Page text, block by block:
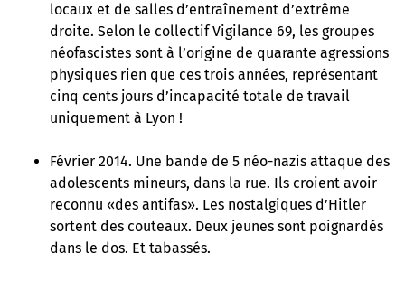
locaux et de salles d’entraînement d’extrême
droite. Selon le collectif Vigilance 69, les groupes
néofascistes sont à l’origine de quarante agressions
physiques rien que ces trois années, représentant
cinq cents jours d’incapacité totale de travail
uniquement à Lyon !
Février 2014. Une bande de 5 néo-nazis attaque des
adolescents mineurs, dans la rue. Ils croient avoir
reconnu «des antifas». Les nostalgiques d’Hitler
sortent des couteaux. Deux jeunes sont poignardés
dans le dos. Et tabassés.